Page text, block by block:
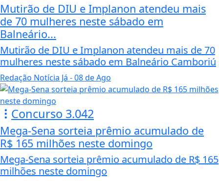
Mutirão de DIU e Implanon atendeu mais
de 70 mulheres neste sábado em
Balneário...
Mutirão de DIU e Implanon atendeu mais de 70
mulheres neste sábado em Balneário Camboriú
Redação Notícia Já - 08 de Ago
Concurso 3.042
Mega-Sena sorteia prêmio acumulado de
R$ 165 milhões neste domingo
Mega-Sena sorteia prêmio acumulado de R$ 165
milhões neste domingo